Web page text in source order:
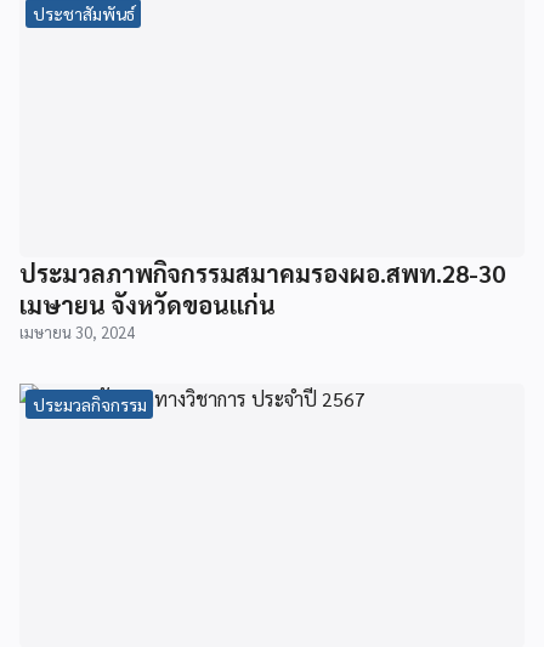
ประชาสัมพันธ์
ประมวลภาพกิจกรรมสมาคมรองผอ.สพท.28-30
เมษายน จังหวัดขอนแก่น
เมษายน 30, 2024
ประมวลกิจกรรม